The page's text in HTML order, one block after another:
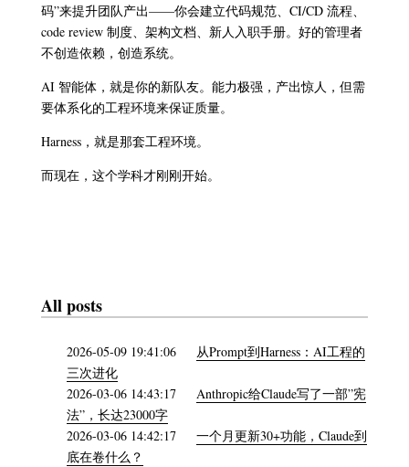
码”来提升团队产出——你会建立代码规范、CI/CD 流程、
code review 制度、架构文档、新人入职手册。好的管理者
不创造依赖，创造系统。
AI 智能体，就是你的新队友。能力极强，产出惊人，但需
要体系化的工程环境来保证质量。
Harness，就是那套工程环境。
而现在，这个学科才刚刚开始。
All posts
2026-05-09 19:41:06 从Prompt到Harness：AI工程的
三次进化
2026-03-06 14:43:17 Anthropic给Claude写了一部”宪
法”，长达23000字
2026-03-06 14:42:17 一个月更新30+功能，Claude到
底在卷什么？